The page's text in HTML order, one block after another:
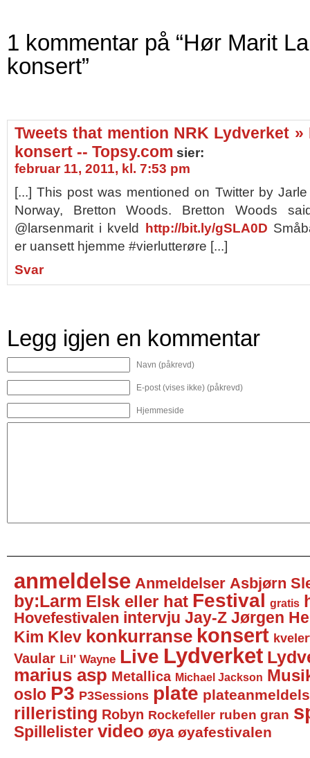
1 kommentar på “Hør Marit
konsert”
Tweets that mention NRK Lydverket
konsert -- Topsy.com sier:
februar 11, 2011, kl. 7:53 pm
[...] This post was mentioned on Twitter by
Norway, Bretton Woods. Bretton Woods
@larsenmarit i kveld
http://bit.ly/gSLA0D
er uansett hjemme #vierlutterøre [...]
Svar
Legg igjen en kommentar
Navn (påkrevd)
E-post (vises ikke) (påkrevd)
Hjemmeside
anmeldelse Anmeldelser Asbjørn
by:Larm Elsk eller hat Festival gratis
Hovefestivalen intervju Jay-Z Jørgen
Kim Klev konkurranse konsert
Vaular Lil' Wayne Live Lydverket
marius asp Metallica Michael Jackson
oslo P3 P3Sessions plate
rilleristing Robyn Rockefeller ruben gran
Spillelister video øya øyafestivalen